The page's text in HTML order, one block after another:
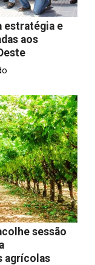
estratégia e
aos
sessão
agrícolas